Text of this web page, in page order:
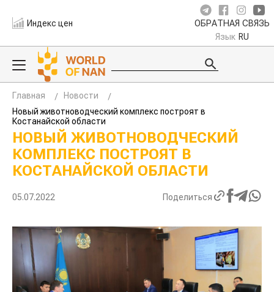
Индекс цен ОБРАТНАЯ СВЯЗЬ
Язык RU
Главная
Новости
Новый животноводческий комплекс построят в
Костанайской области
НОВЫЙ ЖИВОТНОВОДЧЕСКИЙ
КОМПЛЕКС ПОСТРОЯТ В
КОСТАНАЙСКОЙ ОБЛАСТИ
05.07.2022 Поделиться